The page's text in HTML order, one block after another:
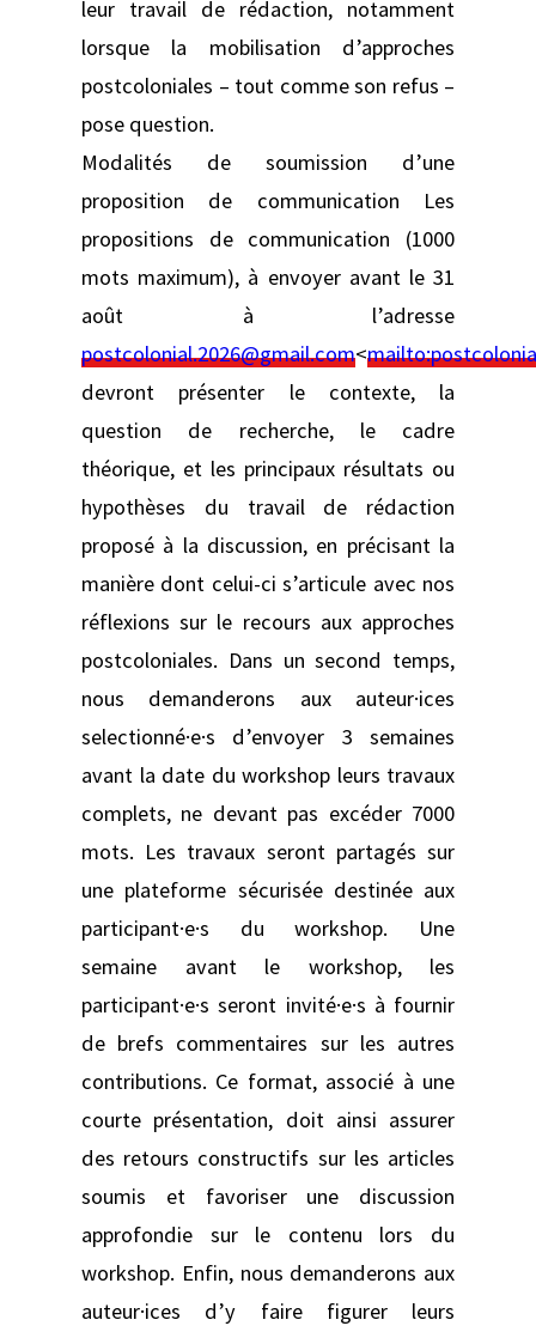
leur travail de rédaction, notamment
lorsque la mobilisation d’approches
postcoloniales – tout comme son refus –
pose question.
Modalités de soumission d’une
proposition de communication Les
propositions de communication (1000
mots maximum), à envoyer avant le 31
août à l’adresse
postcolonial.2026@gmail.com<mailto:
devront présenter le contexte, la
question de recherche, le cadre
théorique, et les principaux résultats ou
hypothèses du travail de rédaction
proposé à la discussion, en précisant la
manière dont celui-ci s’articule avec nos
réflexions sur le recours aux approches
postcoloniales. Dans un second temps,
nous demanderons aux auteur·ices
selectionné·e·s d’envoyer 3 semaines
avant la date du workshop leurs travaux
complets, ne devant pas excéder 7000
mots. Les travaux seront partagés sur
une plateforme sécurisée destinée aux
participant·e·s du workshop. Une
semaine avant le workshop, les
participant·e·s seront invité·e·s à fournir
de brefs commentaires sur les autres
contributions. Ce format, associé à une
courte présentation, doit ainsi assurer
des retours constructifs sur les articles
soumis et favoriser une discussion
approfondie sur le contenu lors du
workshop. Enfin, nous demanderons aux
auteur·ices d’y faire figurer leurs